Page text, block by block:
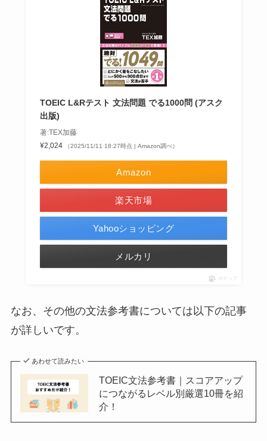
TOEIC L&Rテスト 文法問題 でる1000問 (アスク
出版)
著:TEX加藤
¥2,024
（2025/11/11 18:27時点 | Amazon調べ）
Amazon
楽天市場
Yahooショッピング
メルカリ
ポチップ
なお、その他の文法参考書については以下の記事
が詳しいです。
あわせて読みたい
TOEIC文法参考書｜スコアアップ
につながるレベル別厳選10冊を紹
介！